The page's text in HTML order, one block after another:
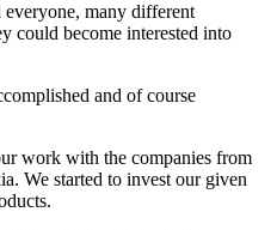
everyone, many different
could become interested into
and of course
work with the companies from
We started to invest our given